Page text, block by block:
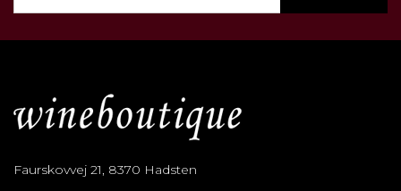
Faurskovvej 21, 8370 Hadsten